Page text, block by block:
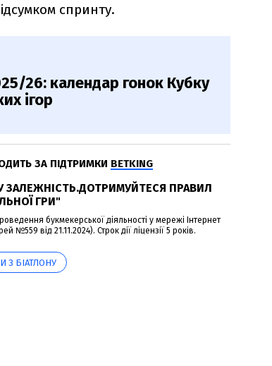
спринту.
26: календар гонок Кубку
ігор
ЗА ПІДТРИМКИ BETKING
ЗАЛЕЖНІСТЬ.ДОТРИМУЙТЕСЯ ПРАВИЛ
ГРИ"
букмекерської діяльності у мережі Інтернет
№559 від 21.11.2024). Строк дії ліцензії 5 років.
З БІАТЛОНУ